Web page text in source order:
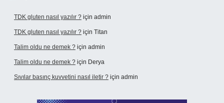
TDK gluten nasıl yazılır ? için admin
TDK gluten nasıl yazılır ? için Titan
Talim oldu ne demek ? için admin
Talim oldu ne demek ? için Derya
Sıvılar basınç kuvvetini nasıl iletir ? için admin